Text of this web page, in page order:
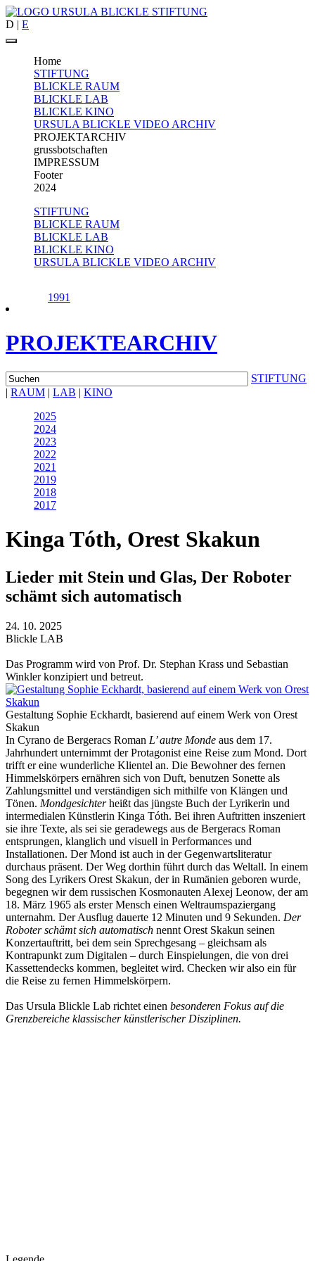
D | E
Home
STIFTUNG
BLICKLE RAUM
BLICKLE LAB
BLICKLE KINO
URSULA BLICKLE VIDEO ARCHIV
PROJEKTARCHIV
grussbotschaften
IMPRESSUM
Footer
2024
STIFTUNG
BLICKLE RAUM
BLICKLE LAB
BLICKLE KINO
URSULA BLICKLE VIDEO ARCHIV
1991
1994
1995
1997
1998
1999
2000
2001
2002
2003
2004
2005
2006
2007
2008
2010
2011
2013
2014
2015
2017
2018
2020
2021
2022
2024
2026
PROJEKTEARCHIV
STIFTUNG
| RAUM | LAB | KINO
2025
2024
2023
2022
2021
2019
2018
2017
Kinga Tóth, Orest Skakun
Lieder mit Stein und Glas, Der Roboter
schämt sich automatisch
24. 10. 2025
Blickle LAB
Das Programm wird von Prof. Dr. Stephan Krass und Sebastian
Winkler konzipiert und betreut.
Gestaltung Sophie Eckhardt, basierend auf einem Werk von Orest
Skakun
In Cyrano de Bergeracs Roman L’ autre Monde aus dem 17.
Jahrhundert unternimmt der Protagonist eine Reise zum Mond. Dort
trifft er eine wunderliche Klientel an. Die Bewohner des fernen
Himmelskörpers ernähren sich von Duft, benutzen Sonette als
Zahlungsmittel und verständigen sich mithilfe von Klängen und
Tönen. Mondgesichterheißt das jüngste Buch der Lyrikerin und
intermedialen Künstlerin Kinga Tóth. Bei ihren Auftritten inszeniert
sie ihre Texte, als sei sie geradewegs aus de Bergeracs Roman
entsprungen, klanglich und visuell in Performances und
Installationen. Der Mond ist auch in der Gegenwartsliteratur
durchaus präsent. Der Weg dorthin führt durch das Weltall. In einem
Song des Lyrikers Orest Skakun, der in Rumänien geboren wurde,
begegnen wir dem russischen Kosmonauten Alexej Leonow, der am
18. März 1965 als erster Mensch einen Weltraumspaziergang
unternahm. Der Ausflug dauerte 12 Minuten und 9 Sekunden. Der
Roboter schämt sich automatisch nennt Orest Skakun seinen
Konzertauftritt, bei dem sein Sprechgesang – gleichsam als
Kontrapunkt zum Digitalen – durch Einspielungen, die von drei
Kassettendecks kommen, begleitet wird. Checken wir also ein für
die Reise zu fernen Himmelskörpern.
Das Ursula Blickle Lab richtet einen besonderen Fokus auf die
Grenzbereiche klassischer künstlerischer Disziplinen.